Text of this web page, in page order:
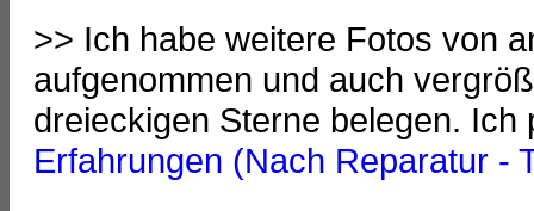
>> Ich habe weitere Fotos von
aufgenommen und auch
dreieckigen Sterne belegen.
Erfahrungen (Nach Reparatur -